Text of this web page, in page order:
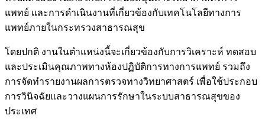
แพทย์ และการดำเนินงานที่เกี่ยวข้องกับเทคโนโลยีทางการ
แพทย์ภายในกระทรวงสาธารณสุข
โดยปกติ งานในตำแหน่งนี้จะเกี่ยวข้องกับการวิเคราะห์ ทดสอบ
และประเมินคุณภาพทางห้องปฏิบัติการทางการแพทย์ รวมถึง
การจัดทำรายงานผลการตรวจทางวิทยาศาสตร์ เพื่อใช้ประกอบ
การวินิจฉัยและวางแผนการรักษาในระบบสาธารณสุขของ
ประเทศ